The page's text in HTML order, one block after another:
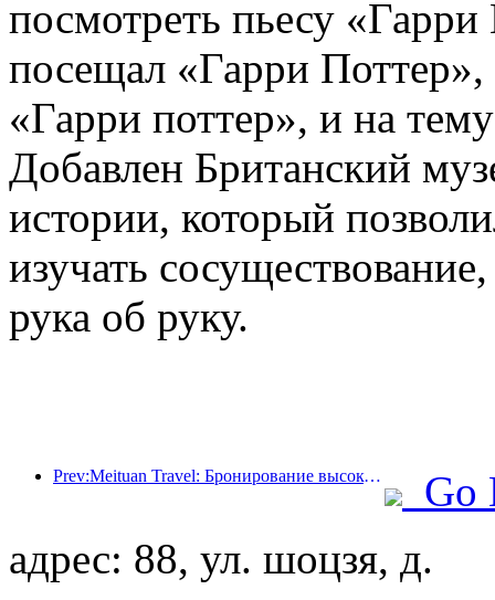
посмотреть пьесу
посещал «Гарри
«Гарри поттер», и на
Добавлен Британский
истории, который
изучать
рука об руку.
Prev:Meituan Travel: Бронирование высокозвездочных отелей в уездах во время Праздника драконьих лодок очень популярно, причем основными клиентами становятся семьи с детьми
Go
адрес: 88, ул. шоцзя, д.